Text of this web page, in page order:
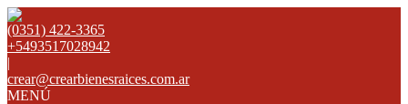
(0351) 422-3365
+5493517028942
|
crear@crearbienesraices.com.ar
MENÚ